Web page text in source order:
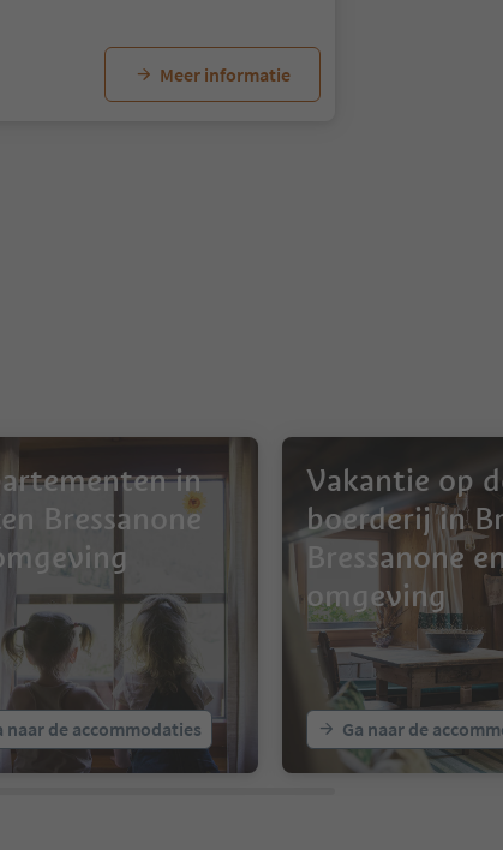
Meer informatie
in
Bressanone
naar de accommodaties
Vakantie op
boerderij in
Bressanone
omgeving
Ga naar de